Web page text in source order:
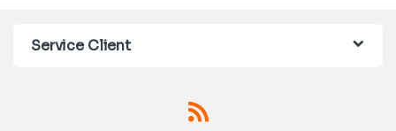
Service Client